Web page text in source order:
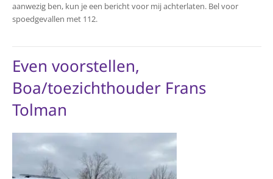
aanwezig ben, kun je een bericht voor mij achterlaten. Bel voor
spoedgevallen met 112.
Even voorstellen,
Boa/toezichthouder Frans
Tolman